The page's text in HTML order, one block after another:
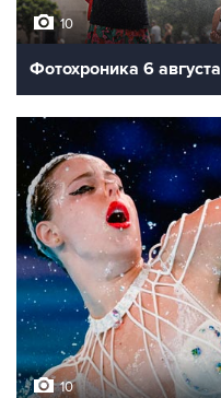
10
Фотохроника 6 августа
10